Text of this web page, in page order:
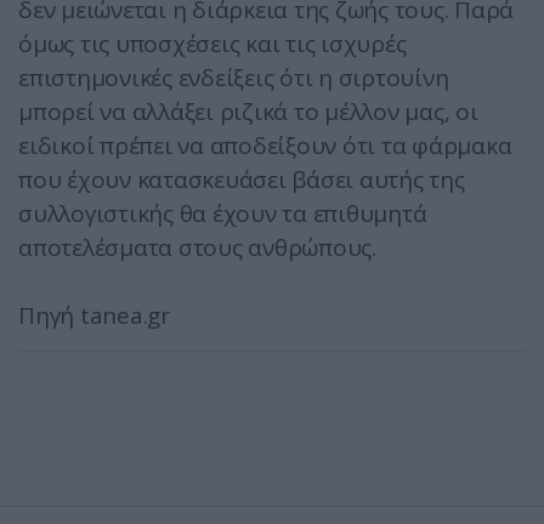
δεν μειώνεται η διάρκεια της ζωής τους. Παρά
όμως τις υποσχέσεις και τις ισχυρές
επιστημονικές ενδείξεις ότι η σιρτουίνη
μπορεί να αλλάξει ριζικά το μέλλον μας, οι
ειδικοί πρέπει να αποδείξουν ότι τα φάρμακα
που έχουν κατασκευάσει βάσει αυτής της
συλλογιστικής θα έχουν τα επιθυμητά
αποτελέσματα στους ανθρώπους.
Πηγή tanea.gr